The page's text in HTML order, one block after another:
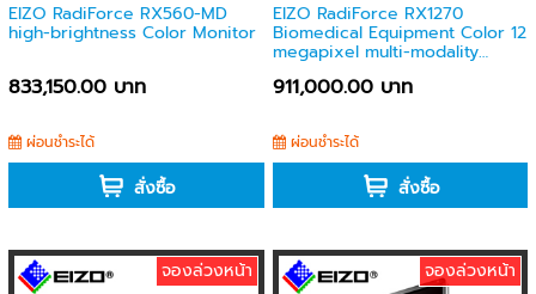
EIZO RadiForce RX560-MD
high-brightness Color Monitor
833,150.00 บาท
ผ่อนชำระได้
สั่งซื้อ
EIZO RadiForce RX1270
Biomedical Equipment Color 12
megapixel multi-modality
911,000.00 บาท
ผ่อนชำระได้
สั่งซื้อ
จองล่วงหน้า จองล่วงหน้า